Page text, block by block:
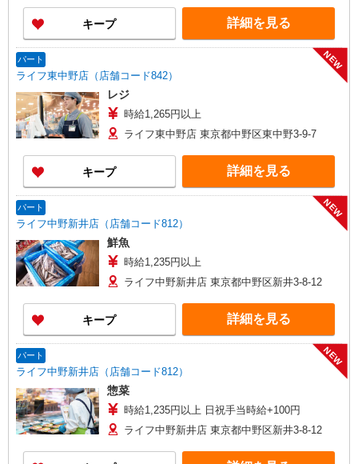
キープ 詳細を見る
パート
ライフ東中野店（店舗コード842）
NEW
レジ
時給1,265円以上
ライフ東中野店 東京都中野区東中野3-9-7
キープ 詳細を見る
パート
ライフ中野新井店（店舗コード812）
NEW
鮮魚
時給1,235円以上
ライフ中野新井店 東京都中野区新井3-8-12
キープ 詳細を見る
パート
ライフ中野新井店（店舗コード812）
NEW
惣菜
時給1,235円以上 日祝手当時給+100円
ライフ中野新井店 東京都中野区新井3-8-12